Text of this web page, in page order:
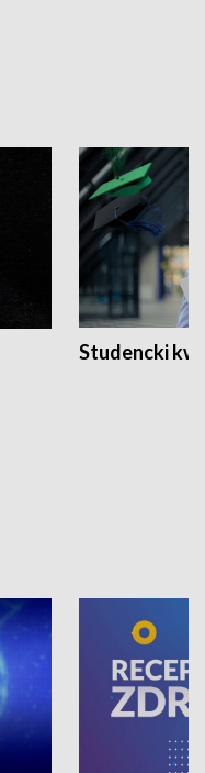
Studencki